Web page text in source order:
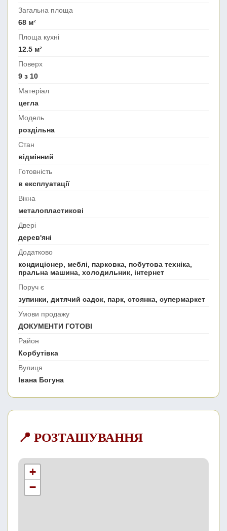
Загальна площа
68 м²
Площа кухні
12.5 м²
Поверх
9 з 10
Матеріал
цегла
Модель
роздільна
Стан
відмінний
Готовність
в експлуатації
Вікна
металопластикові
Двері
дерев'яні
Додатково
кондиціонер, меблі, парковка, побутова техніка,
пральна машина, холодильник, інтернет
Поруч є
зупинки, дитячий садок, парк, стоянка, супермаркет
Умови продажу
ДОКУМЕНТИ ГОТОВІ
Район
Корбутівка
Вулиця
Івана Богуна
📍 РОЗТАШУВАННЯ
+
−